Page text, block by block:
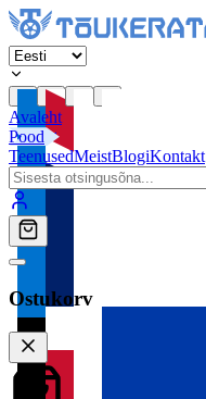
Avaleht
Pood
TeenusedMeistBlogiKontakt
Ostukorv